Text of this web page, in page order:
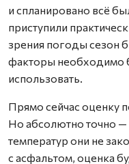
и спланировано всё
приступили
зрения погоды сезон
факторы необходимо
использовать.
Прямо сейчас оценку
Но абсолютно точно
температур они не
с асфальтом, оценка